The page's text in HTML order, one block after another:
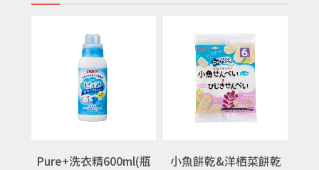
Pure+洗衣精600ml(瓶
小魚餅乾&洋栖菜餅乾